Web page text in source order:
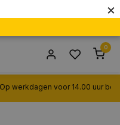
×
0
Op werkdagen voor 14.00 uur